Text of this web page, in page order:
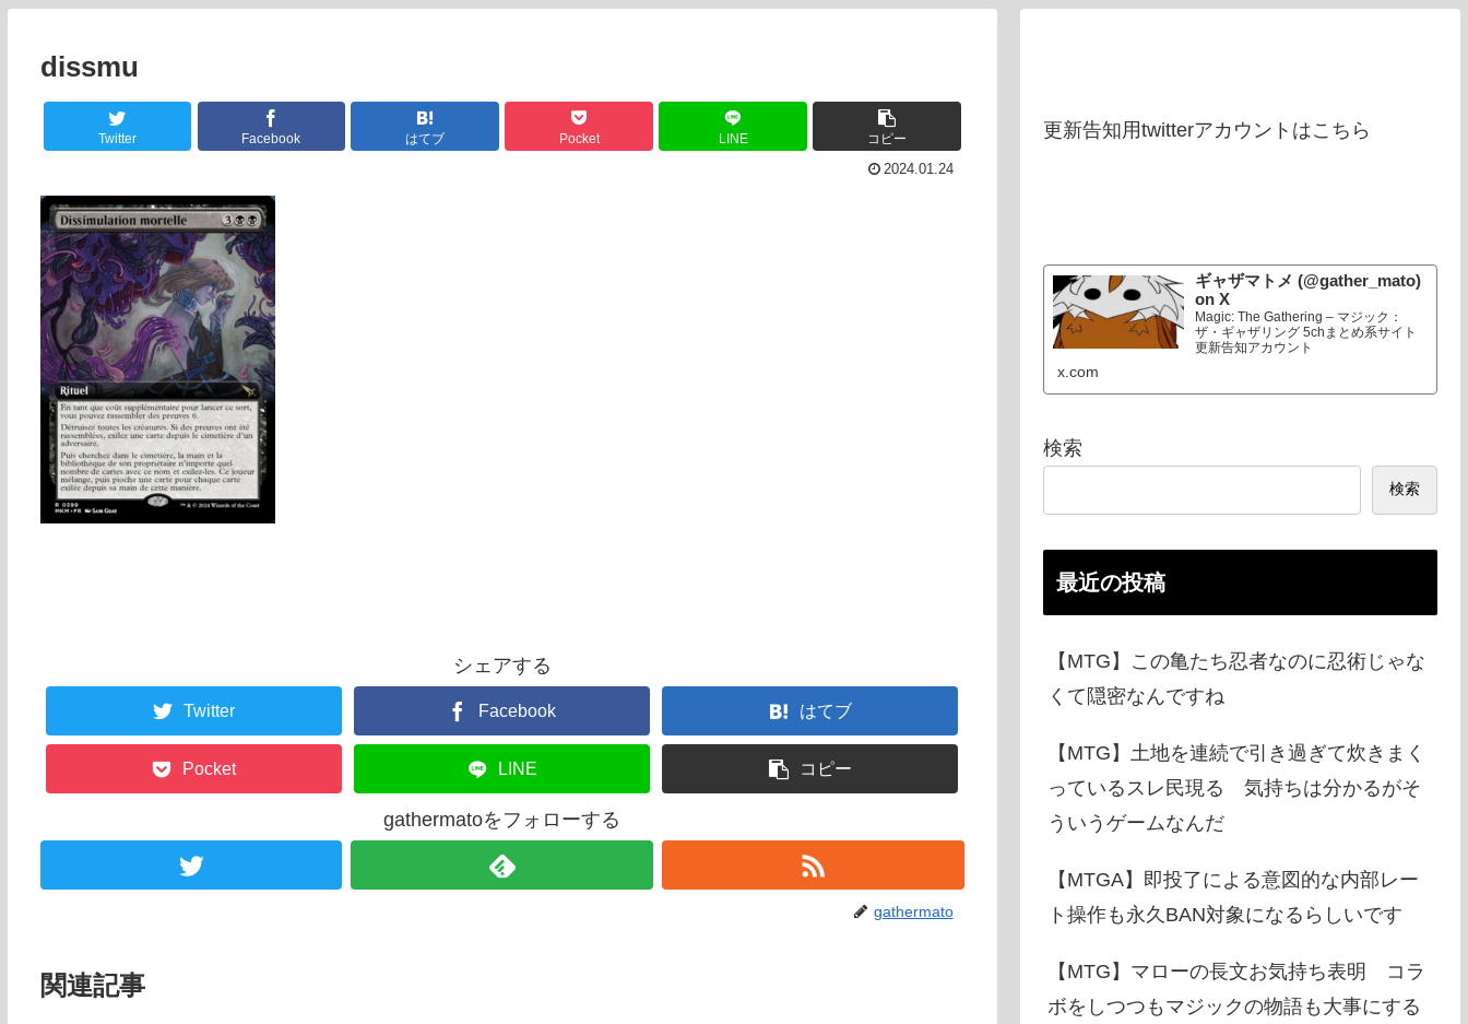
dissmu
Twitter Facebook はてブ Pocket LINE コピー
2024.01.24
シェアする
Twitter Facebook はてブ
Pocket LINE コピー
gathermatoをフォローする
gathermato
関連記事
更新告知用twitterアカウントはこちら
ギャザマトメ (@gather_mato)
on X
Magic: The Gathering – マジック：
ザ・ギャザリング 5chまとめ系サイト
更新告知アカウント
x.com
検索
検索
最近の投稿
【MTG】この亀たち忍者なのに忍術じゃな
くて隠密なんですね
【MTG】土地を連続で引き過ぎて炊きまく
っているスレ民現る 気持ちは分かるがそ
ういうゲームなんだ
【MTGA】即投了による意図的な内部レー
ト操作も永久BAN対象になるらしいです
【MTG】マローの長文お気持ち表明 コラ
ボをしつつもマジックの物語も大事にする